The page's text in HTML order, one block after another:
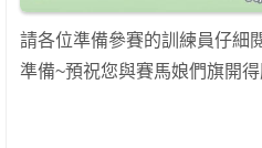
請各位準備參賽的訓練員仔細
準備~預祝您與賽馬娘們旗開得